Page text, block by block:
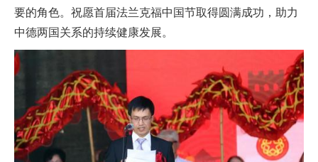
要的角色。祝愿首届法兰克福中国节取得圆满成功，助力
中德两国关系的持续健康发展。